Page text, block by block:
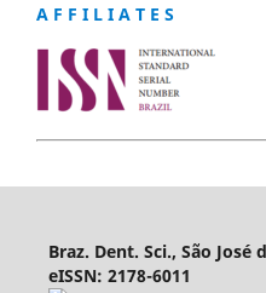
A F F I L I A T E S
Braz. Dent. Sci., São José
eISSN: 2178-6011